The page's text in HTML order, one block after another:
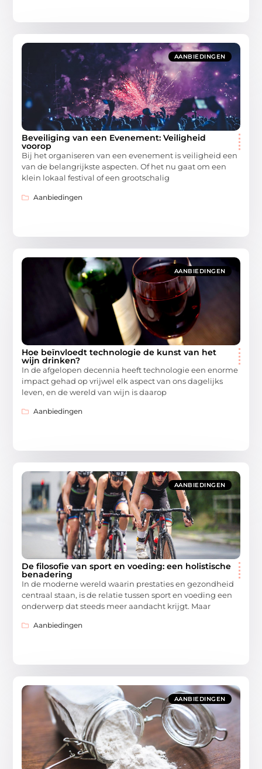
AANBIEDINGEN
Beveiliging van een Evenement: Veiligheid
voorop
Bij het organiseren van een evenement is veiligheid een
van de belangrijkste aspecten. Of het nu gaat om een
klein lokaal festival of een grootschalig
Aanbiedingen
AANBIEDINGEN
Hoe beïnvloedt technologie de kunst van het
wijn drinken?
In de afgelopen decennia heeft technologie een enorme
impact gehad op vrijwel elk aspect van ons dagelijks
leven, en de wereld van wijn is daarop
Aanbiedingen
AANBIEDINGEN
De filosofie van sport en voeding: een holistische
benadering
In de moderne wereld waarin prestaties en gezondheid
centraal staan, is de relatie tussen sport en voeding een
onderwerp dat steeds meer aandacht krijgt. Maar
Aanbiedingen
AANBIEDINGEN